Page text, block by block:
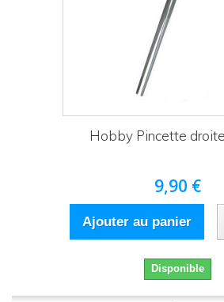
Hobby Pincette
9,90 €
Ajouter au panier
Disponible